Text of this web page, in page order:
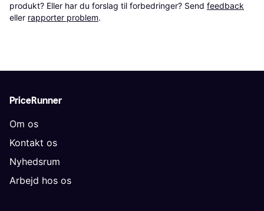
produkt? Eller har du forslag til forbedringer? Send feedback
eller rapporter problem.
PriceRunner
Om os
Kontakt os
Nyhedsrum
Arbejd hos os